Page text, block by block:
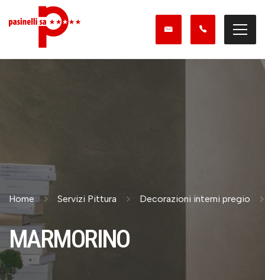
Home Servizi Pittura Decorazioni interni pregio
MARMORINO